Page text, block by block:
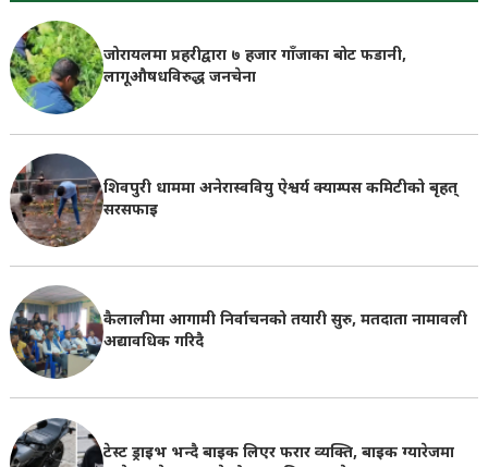
जोरायलमा प्रहरीद्वारा ७ हजार गाँजाका बोट फडानी,
लागूऔषधविरुद्ध जनचेना
शिवपुरी धाममा अनेरास्ववियु ऐश्वर्य क्याम्पस कमिटीको बृहत्
सरसफाइ
कैलालीमा आगामी निर्वाचनको तयारी सुरु, मतदाता नामावली
अद्यावधिक गरिदै
टेस्ट ड्राइभ भन्दै बाइक लिएर फरार व्यक्ति, बाइक ग्यारेजमा